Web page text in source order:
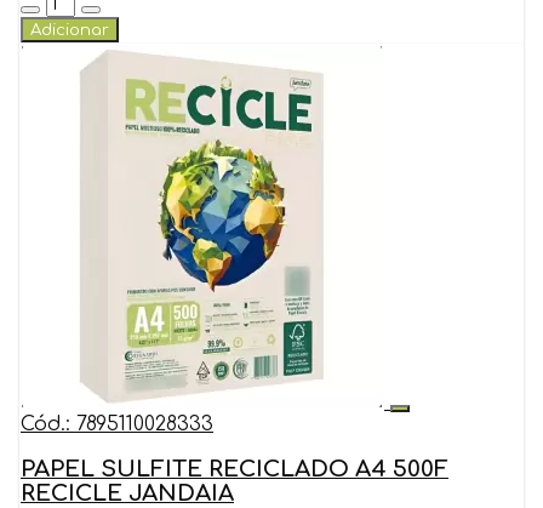
Adicionar
Cód.: 7895110028333
PAPEL SULFITE RECICLADO A4 500F
RECICLE JANDAIA